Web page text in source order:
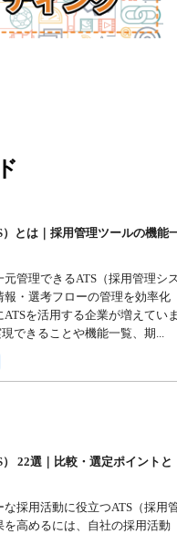
とは｜採用管理ツールの機能
管理できるATS（採用管理シ
・選考フローの管理を効率化
を活用する企業が増えてい
できることや機能一覧、期...
22選｜比較・選定ポイントと
採用活動に役立つATS（採用
高めるには、自社の採用活動